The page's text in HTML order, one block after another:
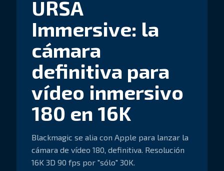
URSA
Immersive: la
cámara
definitiva para
vídeo inmersivo
180 en 16K
Blackmagic se alia con Apple para lanzar la
cámara de vídeo 180, definitiva. Resolución
16K 3D 90 fps por "sólo" 30K.